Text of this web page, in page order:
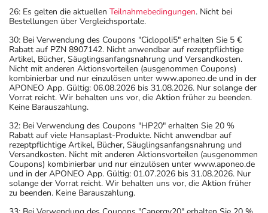
26: Es gelten die aktuellen Teilnahmebedingungen. Nicht bei
Bestellungen über Vergleichsportale.
30: Bei Verwendung des Coupons "Ciclopoli5" erhalten Sie 5 €
Rabatt auf PZN 8907142. Nicht anwendbar auf rezeptpflichtige
Artikel, Bücher, Säuglingsanfangsnahrung und Versandkosten.
Nicht mit anderen Aktionsvorteilen (ausgenommen Coupons)
kombinierbar und nur einzulösen unter www.aponeo.de und in der
APONEO App. Gültig: 06.08.2026 bis 31.08.2026. Nur solange der
Vorrat reicht. Wir behalten uns vor, die Aktion früher zu beenden.
Keine Barauszahlung.
32: Bei Verwendung des Coupons "HP20" erhalten Sie 20 %
Rabatt auf viele Hansaplast-Produkte. Nicht anwendbar auf
rezeptpflichtige Artikel, Bücher, Säuglingsanfangsnahrung und
Versandkosten. Nicht mit anderen Aktionsvorteilen (ausgenommen
Coupons) kombinierbar und nur einzulösen unter www.aponeo.de
und in der APONEO App. Gültig: 01.07.2026 bis 31.08.2026. Nur
solange der Vorrat reicht. Wir behalten uns vor, die Aktion früher
zu beenden. Keine Barauszahlung.